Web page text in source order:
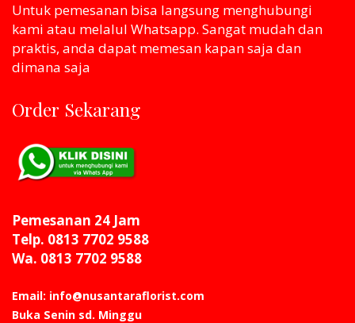
Untuk pemesanan bisa langsung menghubungi
kami atau melaluI Whatsapp. Sangat mudah dan
praktis, anda dapat memesan kapan saja dan
dimana saja
Order Sekarang
Pemesanan 24 Jam
Telp. 0813 7702 9588
Wa. 0813 7702 9588
Email: info@nusantaraflorist.com
Buka Senin sd. Minggu